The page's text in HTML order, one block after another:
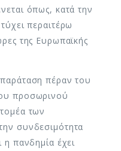
όπως, κατά την
περαιτέρω
της Ευρωπαϊκής
πέραν του
προσωρινού
των
συνδεσιμότητα
πανδημία έχει